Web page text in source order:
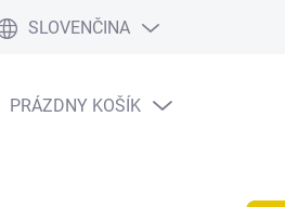
SLOVENČINA
NÁKUPNÝ
PRÁZDNY KOŠÍK